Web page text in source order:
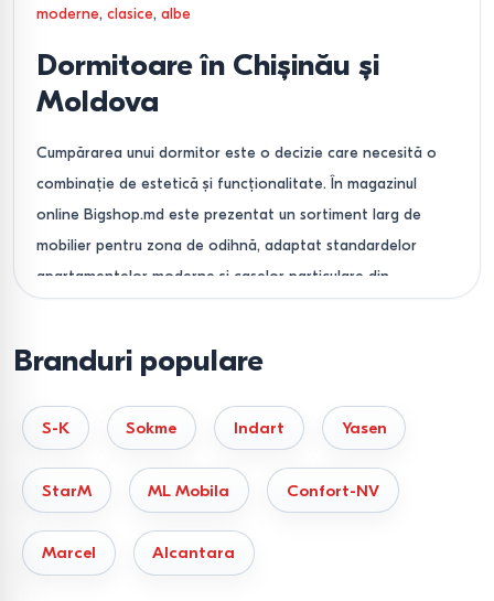
moderne, clasice, albe
Dormitoare în Chișinău și
Moldova
Cumpărarea unui dormitor este o decizie care necesită o
combinație de estetică și funcționalitate. În magazinul
online Bigshop.md este prezentat un sortiment larg de
mobilier pentru zona de odihnă, adaptat standardelor
apartamentelor moderne și caselor particulare din
cont de parametrii dumneavoastră individuali.
Alegerea setului de dormitor
— din ce se compune
confortul?
Pentru ca mobilierul să servească mult timp și să fie
confortabil, este important să aveți în vedere ierarhia
Branduri populare
S-K Sokme Indart Yasen
StarM ML Mobila Confort-NV
Marcel Alcantara